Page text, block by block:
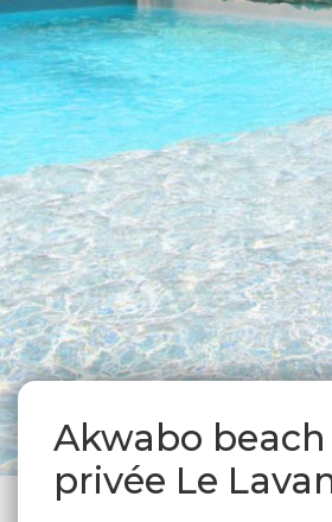
Akwabo
privée Le